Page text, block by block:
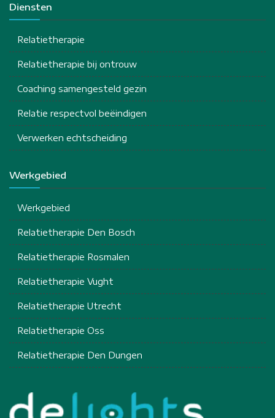
Diensten
Relatietherapie
Relatietherapie bij ontrouw
Coaching samengesteld gezin
Relatie respectvol beëindigen
Verwerken echtscheiding
Werkgebied
Werkgebied
Relatietherapie Den Bosch
Relatietherapie Rosmalen
Relatietherapie Vught
Relatietherapie Utrecht
Relatietherapie Oss
Relatietherapie Den Dungen